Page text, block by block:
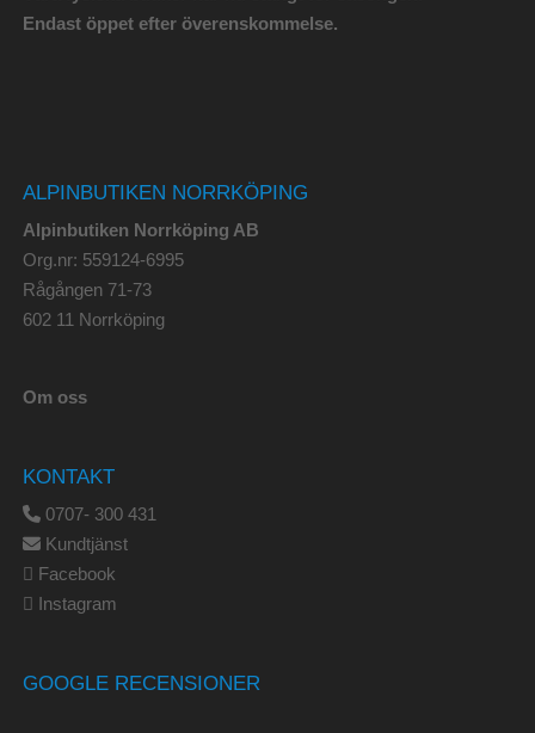
Endast öppet efter överenskommelse.
ALPINBUTIKEN NORRKÖPING
Alpinbutiken Norrköping AB
Org.nr: 559124-6995
Rågången 71-73
602 11 Norrköping
Om oss
KONTAKT
0707- 300 431
Kundtjänst
Facebook
Instagram
GOOGLE RECENSIONER